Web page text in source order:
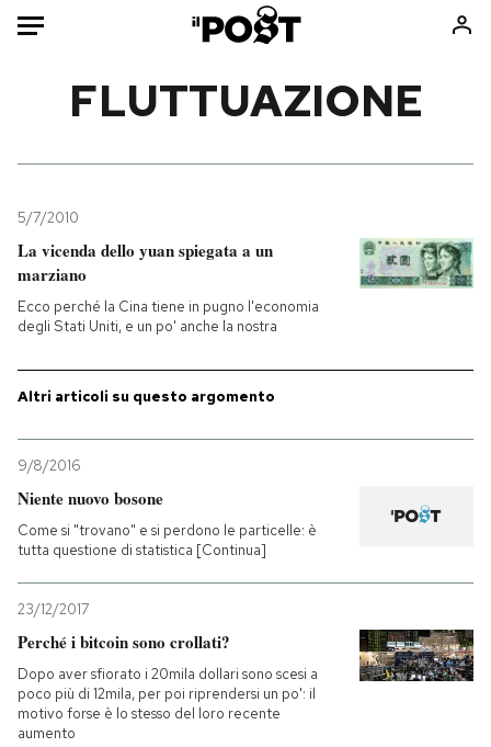
Mondo
Politica
Tecnologia
Internet
Cultura
Economia
Sport
Consumismi
Ok Boomer!
Europa
Mondiali calcio 2026
PODCAST
NEWSLETTER
I MIEI PREFERITI
FLUTTUAZIONE
5/7/2010
La vicenda dello yuan spiegata a un
marziano
Ecco perché la Cina tiene in pugno l'economia
degli Stati Uniti, e un po' anche la nostra
Altri articoli su questo argomento
9/8/2016
Niente nuovo bosone
Come si "trovano" e si perdono le particelle: è
tutta questione di statistica [Continua]
23/12/2017
Perché i bitcoin sono crollati?
Dopo aver sfiorato i 20mila dollari sono scesi a
poco più di 12mila, per poi riprendersi un po': il
motivo forse è lo stesso del loro recente
aumento